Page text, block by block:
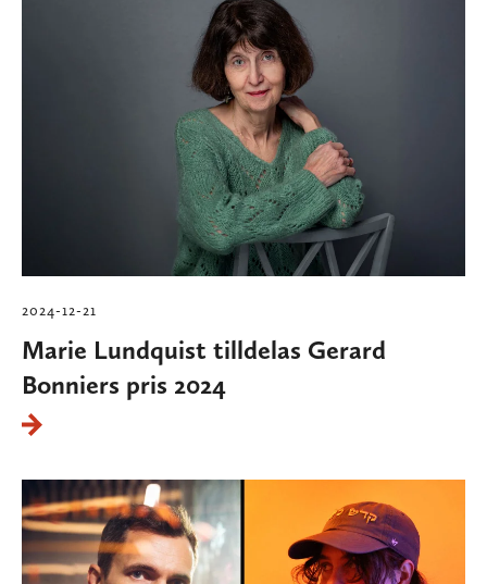
2024-12-21
Marie Lundquist tilldelas Gerard
Bonniers pris 2024